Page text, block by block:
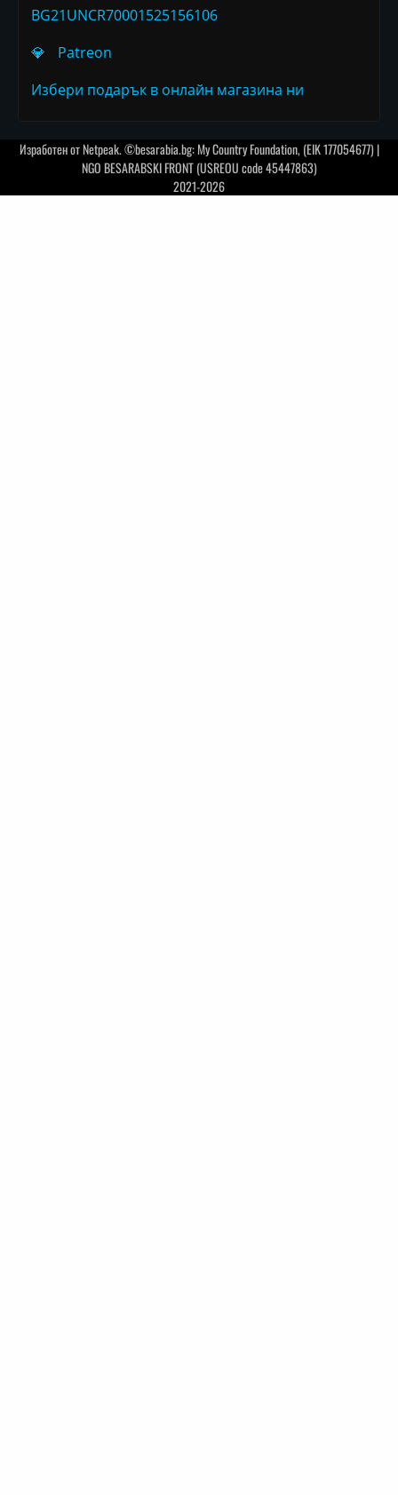
BG21UNCR70001525156106
💎
Patreon
Избери подарък в онлайн магазина ни
Изработен отNetpeak. ©besarabia.bg: My Country Foundation, (EIK 177054677) |
NGO BESARABSKI FRONT (USREOU code 45447863)
2021-2026